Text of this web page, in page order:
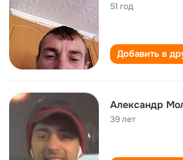
51 год
Добавить в
Александр
39 лет